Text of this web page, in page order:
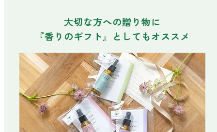
大切な方への贈り物に
『香りのギフト』としてもオススメ